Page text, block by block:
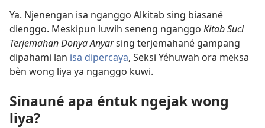
Ya. Njenengan isa nganggo Alkitab sing biasané
dienggo. Meskipun luwih seneng nganggo Kitab Suci
Terjemahan Donya Anyarsing terjemahané gampang
dipahami lan isa dipercaya, Seksi Yéhuwah ora meksa
bèn wong liya ya nganggo kuwi.
Sinauné apa éntuk ngejak wong
liya?